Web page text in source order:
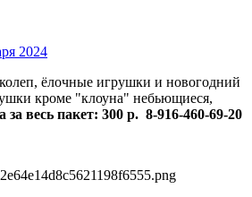
2024
ёлочные игрушки и новогодний
кроме "клоуна" небьющиеся,
за весь пакет: 300 р. 8-916-460-69-20